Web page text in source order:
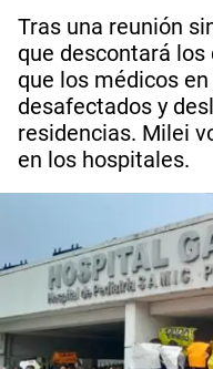
Tras una reunión
que descontará
que los médicos
desafectados y
residencias. Milei
en los hospitales.